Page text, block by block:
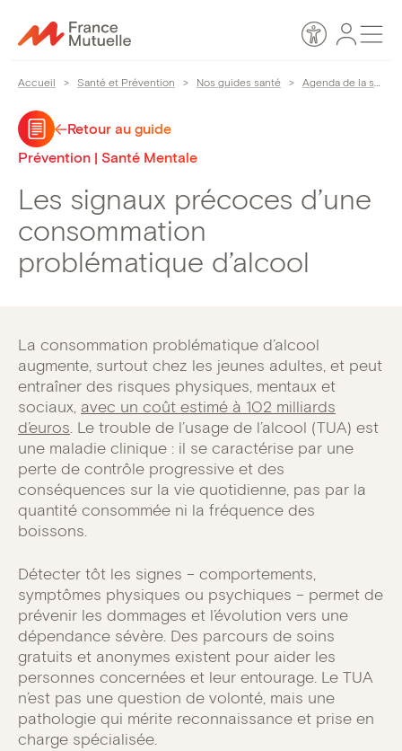
au
Accessibilité
Espace
Accueil > Santé et Prévention > Nos guides santé > Agenda de la santé
Retour au guide
Prévention | Santé Mentale
Les signaux précoces d’une
consommation
problématique d’alcool
La consommation problématique d’alcool
augmente, surtout chez les jeunes adultes, et peut
entraîner des risques physiques, mentaux et
sociaux, avec un coût estimé à 102 milliards
d’euros. Le trouble de l’usage de l’alcool (TUA) est
une maladie clinique : il se caractérise par une
perte de contrôle progressive et des
conséquences sur la vie quotidienne, pas par la
quantité consommée ni la fréquence des
boissons.
Détecter tôt les signes – comportements,
symptômes physiques ou psychiques – permet de
prévenir les dommages et l’évolution vers une
dépendance sévère. Des parcours de soins
gratuits et anonymes existent pour aider les
personnes concernées et leur entourage. Le TUA
n’est pas une question de volonté, mais une
pathologie qui mérite reconnaissance et prise en
charge spécialisée.